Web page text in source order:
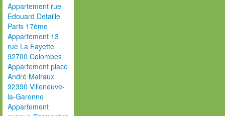
Appartement rue
Edouard Detaille
Paris 17ème
Appartement 13
rue La Fayette
92700 Colombes
Appartement place
André Malraux
92390 Villeneuve-
la-Garenne
Appartement